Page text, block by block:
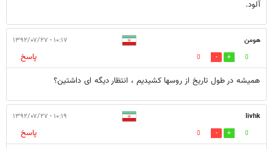
آلود.
هومن ۱۰:۱۷ - ۱۳۹۲/۰۷/۲۷
0
0
پاسخ
همیشه در طول تاریخ از روسها کشیدیم ، انتظار دیگه ای داشتین؟
livhk ۱۰:۱۹ - ۱۳۹۲/۰۷/۲۷
0
0
پاسخ